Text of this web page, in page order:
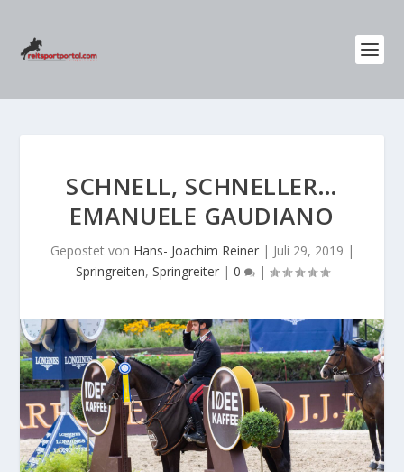
SCHNELL, SCHNELLER…
EMANUELE GAUDIANO
Gepostet von Hans- Joachim Reiner| Juli 29, 2019 |
Springreiten, Springreiter| 0 |